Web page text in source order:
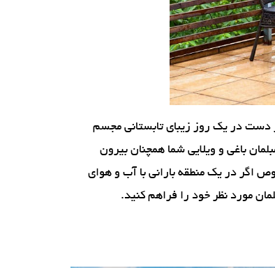
دست در یک روز زیبای تابستانی مجسم
باغی و ویلایی شما همچنان بیرون
اگر در یک منطقه بارانی با آب و هوای
مورد نظر خود را فراهم کنید.